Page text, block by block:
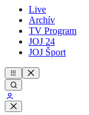
Live
Archív
TV Program
JOJ 24
JOJ Šport